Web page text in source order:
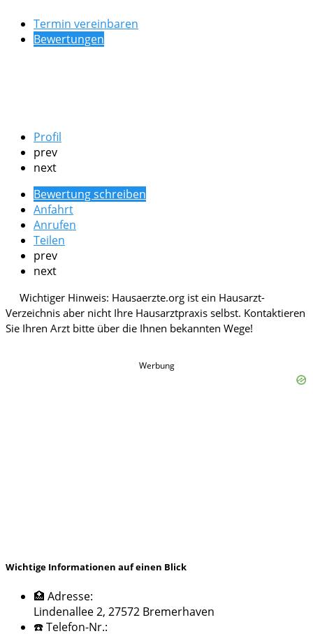
Termin vereinbaren
Bewertungen
Profil
prev
next
Bewertung schreiben
Anfahrt
Anrufen
Teilen
prev
next
Werbung
Wichtige Informationen auf einen Blick
🏥 Adresse:
Lindenallee 2, 27572 Bremerhaven
☎️ Telefon-Nr.: